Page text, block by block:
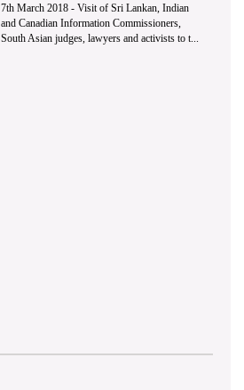
7th March 2018 - Visit of Sri Lankan, Indian
and Canadian Information Commissioners,
South Asian judges, lawyers and activists to t...